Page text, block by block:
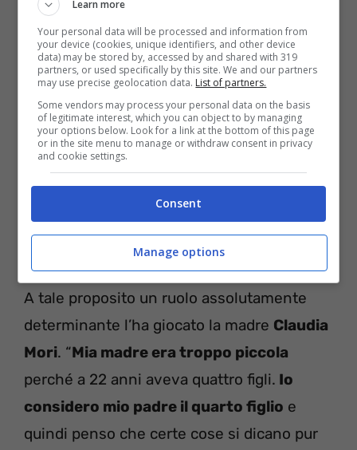
Il rapporto davvero molto ma molto difficile,
oltre che assai complesso, cheRosalinda
Celentanoha avuto con entrambi i genitori
non è mai stato- tuttavia- un mistero per
nessuno. Lei stessa- però- ha deciso di
raccontare alcuni dettagli critici della loro
relazione. Tra questi rientra- certamente- il
momento in cui ha deciso di andare via di
casa quando aveva soltanto
A tale proposito un ruolo assolutamente
determinante l’ha giocato la madre Claudia
Mori. “Mia madre era troppo piccola
perché a 22 anni aveva quattro figli. Io
considero mio padre il quarto figlio e
quindi penso che certe cose si dicano pur
Learn more
Your personal data will be processed and information from
your device (cookies, unique identifiers, and other device
data) may be stored by, accessed by and shared with 319
partners, or used specifically by this site. We and our partners
may use precise geolocation data. List of partners.
Some vendors may process your personal data on the basis
of legitimate interest, which you can object to by managing
your options below. Look for a link at the bottom of this page
or in the site menu to manage or withdraw consent in privacy
and cookie settings.
Consent
Manage options